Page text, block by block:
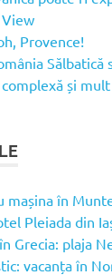
Provence!
Sălbatică
și
mașina în
Pleiada din
Grecia: plaja
vacanța în